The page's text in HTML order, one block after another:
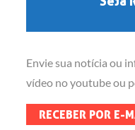
Envie sua notícia ou
vídeo no youtube ou
RECEBER POR E-